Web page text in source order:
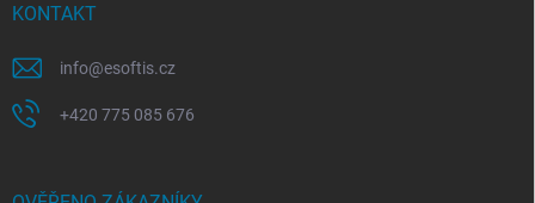
KONTAKT
info@esoftis.cz
+420 775 085 676